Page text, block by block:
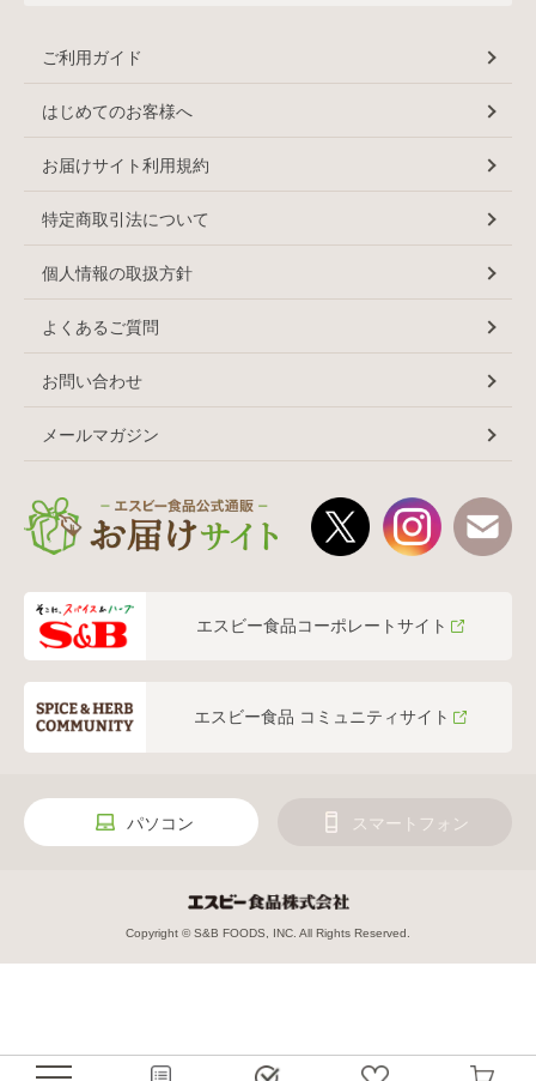
ご利用ガイド
はじめてのお客様へ
お届けサイト利用規約
特定商取引法について
個人情報の取扱方針
よくあるご質問
お問い合わせ
メールマガジン
エスビー食品コーポレートサイト
エスビー食品 コミュニティサイト
パソコン スマートフォン
Copyright © S&B FOODS, INC. All Rights Reserved.